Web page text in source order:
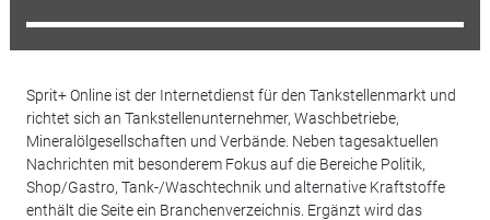
Sprit+ Online ist der Internetdienst für den Tankstellenmarkt und
richtet sich an Tankstellenunternehmer, Waschbetriebe,
Mineralölgesellschaften und Verbände. Neben tagesaktuellen
Nachrichten mit besonderem Fokus auf die Bereiche Politik,
Shop/Gastro, Tank-/Waschtechnik und alternative Kraftstoffe
enthält die Seite ein Branchenverzeichnis. Ergänzt wird das